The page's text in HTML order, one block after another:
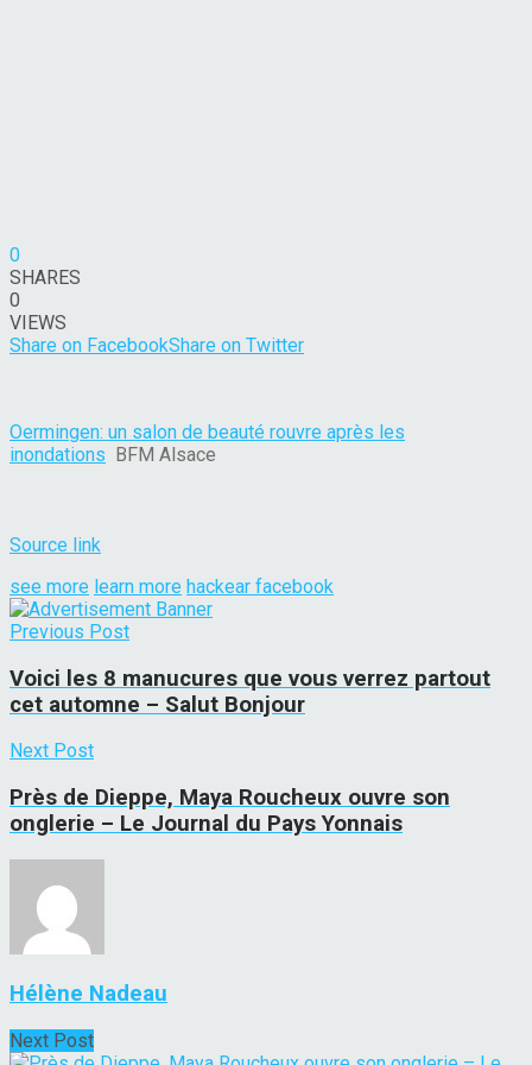
0
SHARES
0
VIEWS
Share on FacebookShare on Twitter
Oermingen: un salon de beauté rouvre après les
inondations BFM Alsace
Source link
see more learn more hackear facebook
Previous Post
Voici les 8 manucures que vous verrez partout
cet automne – Salut Bonjour
Next Post
Près de Dieppe, Maya Roucheux ouvre son
onglerie – Le Journal du Pays Yonnais
Hélène Nadeau
Next Post